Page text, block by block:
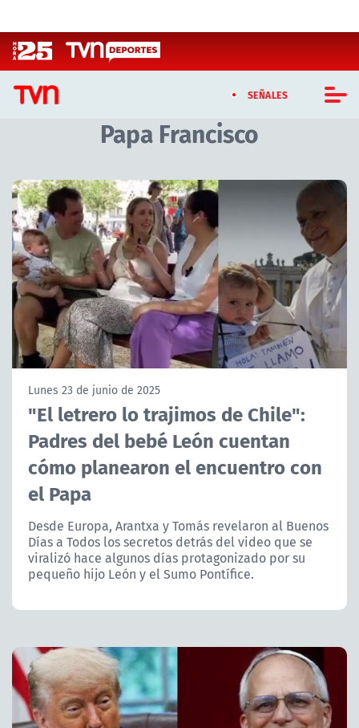
SEÑALES
CASTING MASTERCHEF CHILE
CASTING TVN VERTICAL
TVN VERTICAL
TVN PLAY
PROGRAMAS
TELESERIES
ACTUALIDAD Y TENDENCIAS
CORPORATIVO Y TRANSPARENCIA
CANAL DE DENUNCIAS
ÁREA DE PROYECTOS
Papa Francisco
Lunes 23 de junio de 2025
"El letrero lo trajimos de Chile":
Padres del bebé León cuentan
cómo planearon el encuentro con
el Papa
Desde Europa, Arantxa y Tomás revelaron al Buenos
Días a Todos los secretos detrás del video que se
viralizó hace algunos días protagonizado por su
pequeño hijo León y el Sumo Pontífice.